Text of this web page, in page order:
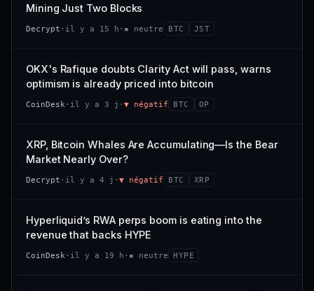
CONFIANCE
VAR. 7 J
−3,0 %
CONFIANCE
; prix collé au bas de son range 7 j (0 % de l'amplitude),
momentum 24 h dégradé (−2,7 %).
21,1 Md$ 3,8 M$
0,0 % −3,2 %
−5,6 % #9
CONFIANCE
Mining Just Two Blocks
Decrypt · il y a 15 h · ▪ neutre BTC JST
OKX's Rafique doubts Clarity Act will pass, warns
optimism is already priced into bitcoin
CoinDesk · il y a 3 j · ▼ négatif BTC OP
XRP, Bitcoin Whales Are Accumulating—Is the Bear
Market Nearly Over?
Decrypt · il y a 4 j · ▼ négatif BTC XRP
Hyperliquid’s RWA perps boom is eating into the
revenue that backs HYPE
CoinDesk · il y a 19 h · ▪ neutre HYPE